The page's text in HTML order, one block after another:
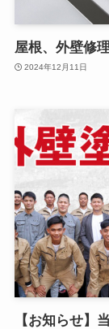
屋根、外壁修
2024年12月11日
【お知らせ】